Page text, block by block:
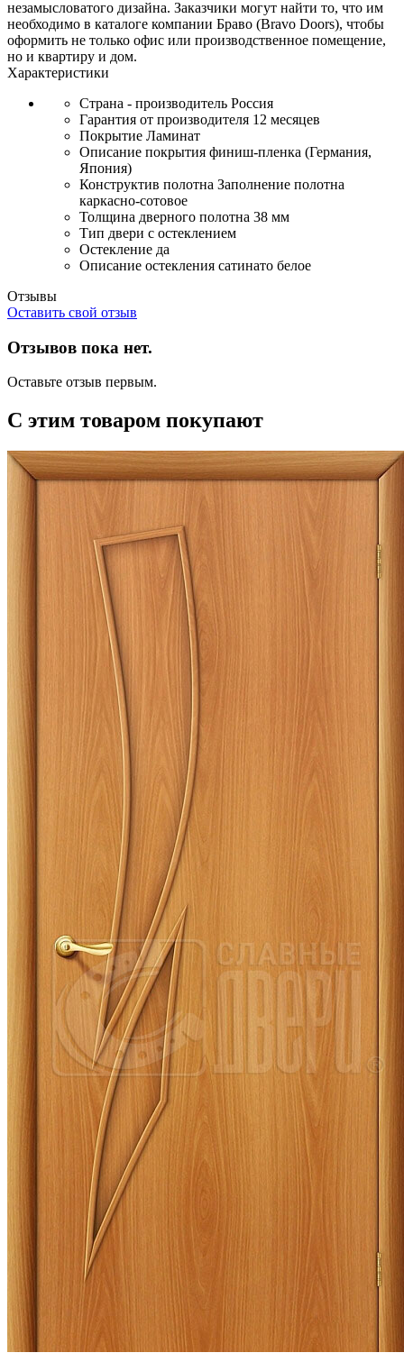
незамысловатого дизайна. Заказчики могут найти то, что им
необходимо в каталоге компании Браво (Bravo Doors), чтобы
оформить не только офис или производственное помещение,
но и квартиру и дом.
Характеристики
Страна - производитель Россия
Гарантия от производителя 12 месяцев
Покрытие Ламинат
Описание покрытия финиш-пленка (Германия,
Япония)
Конструктив полотна Заполнение полотна
каркасно-сотовое
Толщина дверного полотна 38 мм
Тип двери с остеклением
Остекление да
Описание остекления сатинато белое
Отзывы
Оставить свой отзыв
Отзывов пока нет.
Оставьте отзыв первым.
С этим товаром покупают